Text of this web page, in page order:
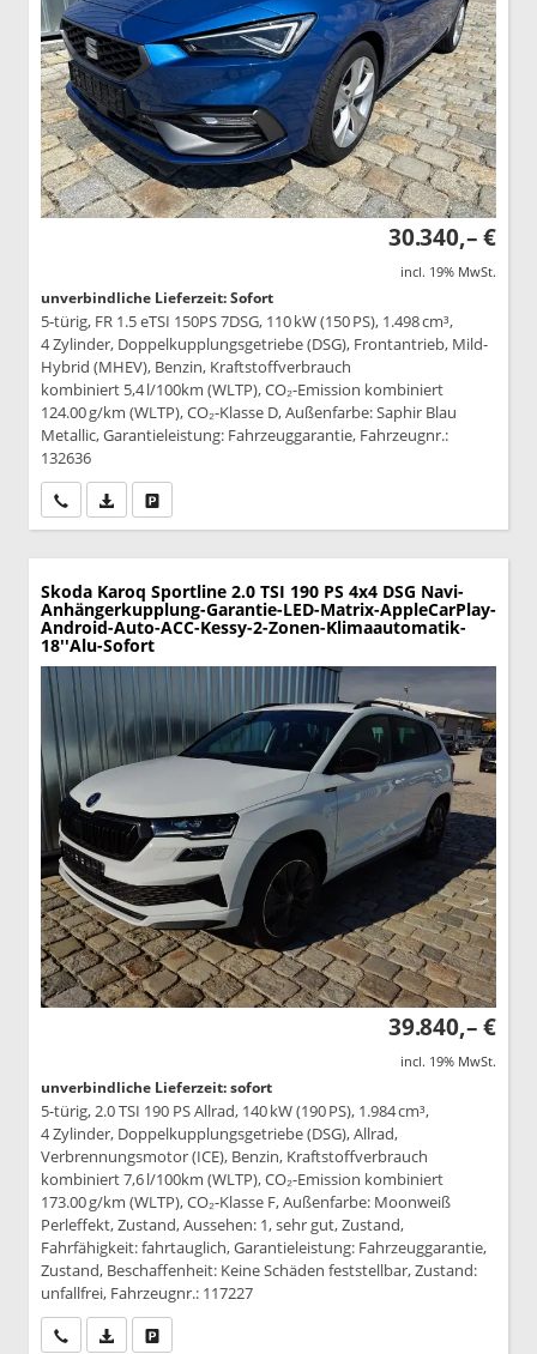
30.340,– €
incl. 19% MwSt.
unverbindliche Lieferzeit: Sofort
5-türig, FR 1.5 eTSI 150PS 7DSG, 110 kW (150 PS), 1.498 cm³,
4 Zylinder, Doppelkupplungsgetriebe (DSG), Frontantrieb, Mild-
Hybrid (MHEV), Benzin, Kraftstoffverbrauch
kombiniert 5,4 l/100km (WLTP), CO₂-Emission kombiniert
124.00 g/km (WLTP), CO₂-Klasse D, Außenfarbe: Saphir Blau
Metallic, Garantieleistung: Fahrzeuggarantie, Fahrzeugnr.:
132636
Wir rufen Sie anPDF-Datei, Fahrzeugexposé drucken
Skoda Karoq Sportline 2.0 TSI 190 PS 4x4 DSG Navi-
Anhängerkupplung-Garantie-LED-Matrix-AppleCarPlay-
Android-Auto-ACC-Kessy-2-Zonen-Klimaautomatik-
18''Alu-Sofort
39.840,– €
incl. 19% MwSt.
unverbindliche Lieferzeit: sofort
5-türig, 2.0 TSI 190 PS Allrad, 140 kW (190 PS), 1.984 cm³,
4 Zylinder, Doppelkupplungsgetriebe (DSG), Allrad,
Verbrennungsmotor (ICE), Benzin, Kraftstoffverbrauch
kombiniert 7,6 l/100km (WLTP), CO₂-Emission kombiniert
173.00 g/km (WLTP), CO₂-Klasse F, Außenfarbe: Moonweiß
Perleffekt, Zustand, Aussehen: 1, sehr gut, Zustand,
Fahrfähigkeit: fahrtauglich, Garantieleistung: Fahrzeuggarantie,
Zustand, Beschaffenheit: Keine Schäden feststellbar, Zustand:
unfallfrei, Fahrzeugnr.: 117227
Wir rufen Sie anPDF-Datei, Fahrzeugexposé drucken